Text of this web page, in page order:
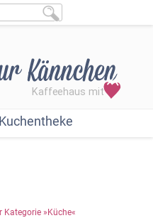
Kuchentheke
Kategorie »Küche«